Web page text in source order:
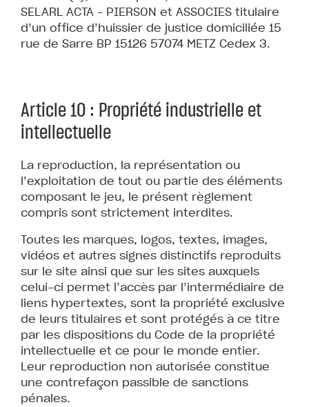
SELARL ACTA – PIERSON et ASSOCIES titulaire
d’un office d’huissier de justice domiciliée 15
rue de Sarre BP 15126 57074 METZ Cedex 3.
Article 10 : Propriété industrielle et
intellectuelle
La reproduction, la représentation ou
l’exploitation de tout ou partie des éléments
composant le jeu, le présent règlement
compris sont strictement interdites.
Toutes les marques, logos, textes, images,
vidéos et autres signes distinctifs reproduits
sur le site ainsi que sur les sites auxquels
celui-ci permet l’accès par l’intermédiaire de
liens hypertextes, sont la propriété exclusive
de leurs titulaires et sont protégés à ce titre
par les dispositions du Code de la propriété
intellectuelle et ce pour le monde entier.
Leur reproduction non autorisée constitue
une contrefaçon passible de sanctions
pénales.